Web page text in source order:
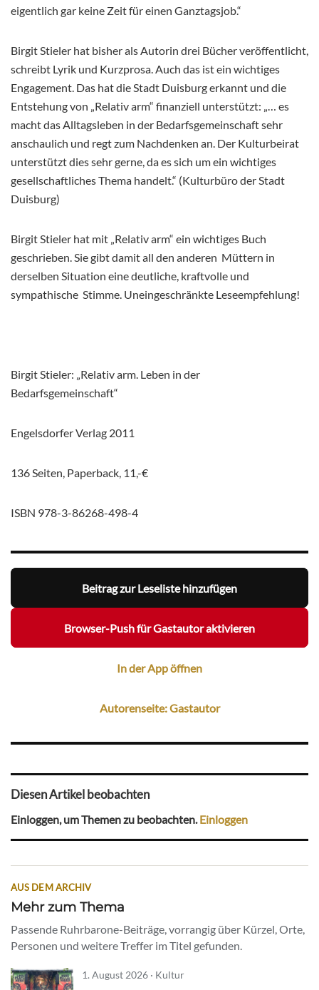
eigentlich gar keine Zeit für einen Ganztagsjob.“
Birgit Stieler hat bisher als Autorin drei Bücher veröffentlicht,
schreibt Lyrik und Kurzprosa. Auch das ist ein wichtiges
Engagement. Das hat die Stadt Duisburg erkannt und die
Entstehung von „Relativ arm“ finanziell unterstützt: „… es
macht das Alltagsleben in der Bedarfsgemeinschaft sehr
anschaulich und regt zum Nachdenken an. Der Kulturbeirat
unterstützt dies sehr gerne, da es sich um ein wichtiges
gesellschaftliches Thema handelt.“ (Kulturbüro der Stadt
Duisburg)
Birgit Stieler hat mit „Relativ arm“ ein wichtiges Buch
geschrieben. Sie gibt damit all den anderen Müttern in
derselben Situation eine deutliche, kraftvolle und
sympathische Stimme. Uneingeschränkte Leseempfehlung!
Birgit Stieler: „Relativ arm. Leben in der
Bedarfsgemeinschaft“
Engelsdorfer Verlag 2011
136 Seiten, Paperback, 11,-€
ISBN 978-3-86268-498-4
Beitrag zur Leseliste hinzufügen
Browser-Push für Gastautor aktivieren
In der App öffnen
Autorenseite: Gastautor
Diesen Artikel beobachten
Einloggen, um Themen zu beobachten.Einloggen
AUS DEM ARCHIV
Mehr zum Thema
Passende Ruhrbarone-Beiträge, vorrangig über Kürzel, Orte,
Personen und weitere Treffer im Titel gefunden.
1. August 2026 · Kultur